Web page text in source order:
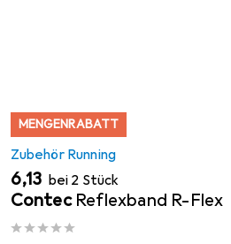
MENGENRABATT
Zubehör Running
EUR
6,13 bei 2 Stück
Contec Reflexband R-Flex